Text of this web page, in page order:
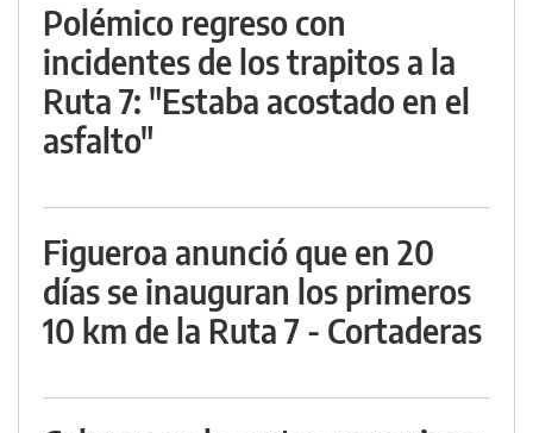
Polémico regreso con
incidentes de los trapitos a la
Ruta 7: "Estaba acostado en el
asfalto"
Figueroa anunció que en 20
días se inauguran los primeros
10 km de la Ruta 7 - Cortaderas